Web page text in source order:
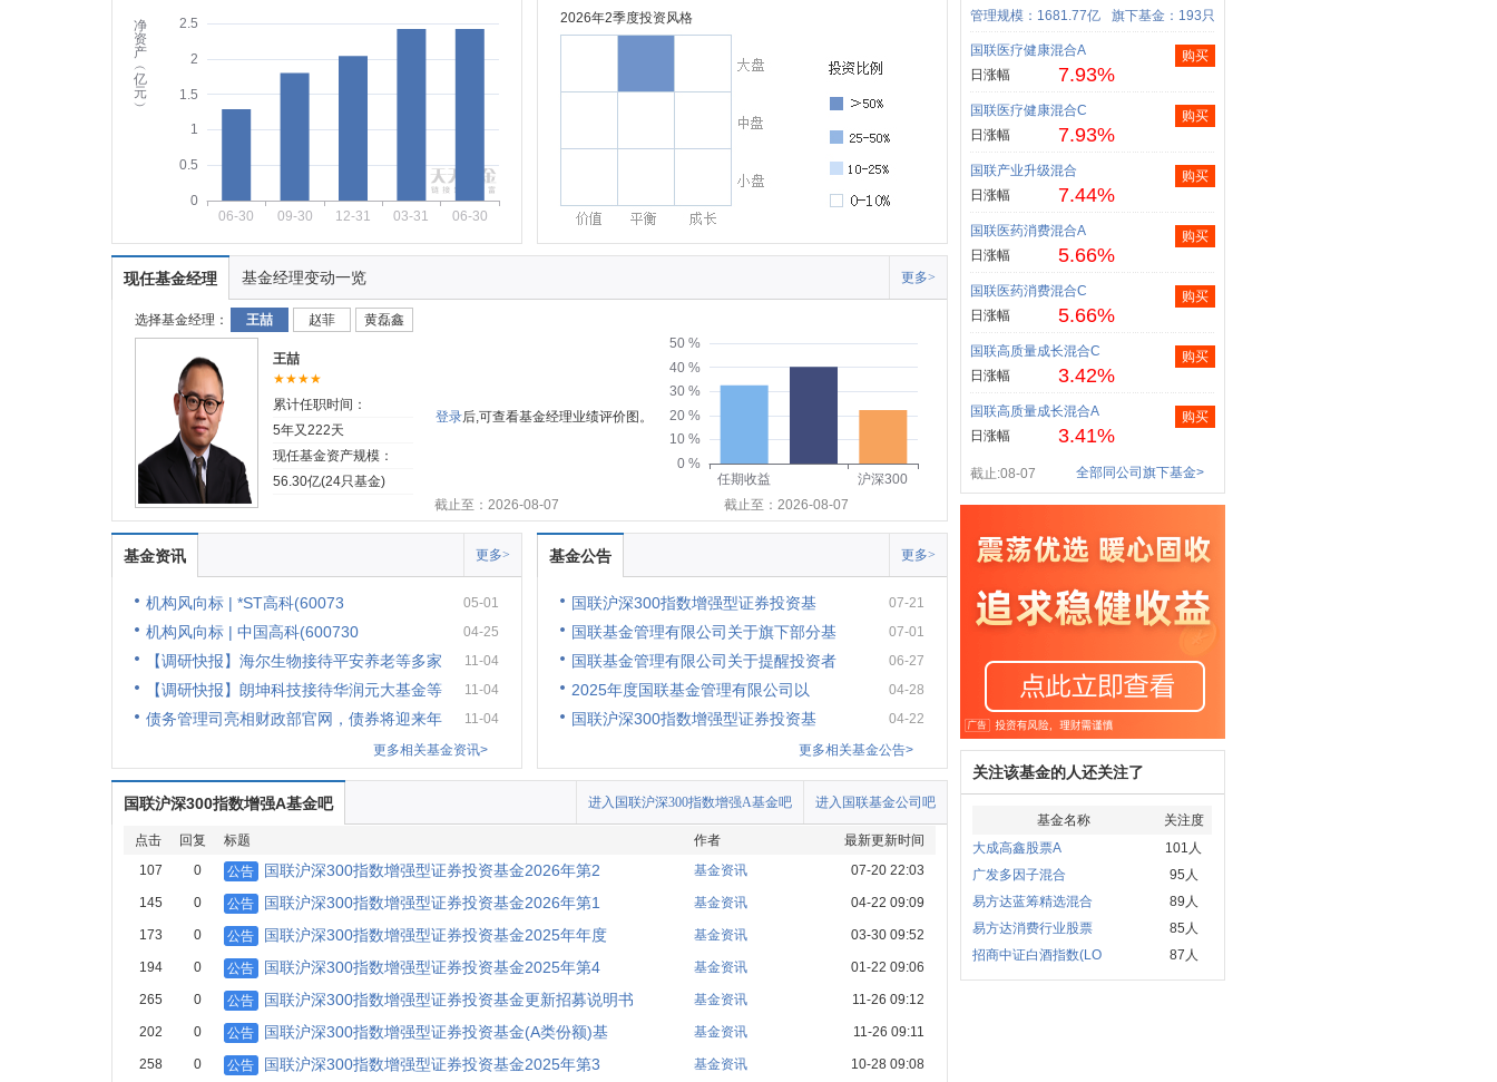
净
资
产
︵
亿
元
︶
0
0.5
1
1.5
2
2.5
06-30 09-30 12-31 03-31 06-30
2026年2季度投资风格
现任基金经理 基金经理变动一览 更多>
选择基金经理： 王喆 赵菲 黄磊鑫
王喆
★★★★
累计任职时间：
5年又222天
现任基金资产规模：
56.30亿(24只基金)
登录后,可查看基金经理业绩评价图。
0 %
10 %
20 %
30 %
40 %
50 %
任期收益
沪深300
截止至：2026-08-07
截止至：2026-08-07
基金资讯 更多>
机构风向标 | *ST高科(60073 05-01
机构风向标 | 中国高科(600730 04-25
【调研快报】海尔生物接待平安养老等多家 11-04
【调研快报】朗坤科技接待华润元大基金等 11-04
债务管理司亮相财政部官网，债券将迎来年
11-04
更多相关基金资讯>
基金公告 更多>
国联沪深300指数增强型证券投资基 07-21
国联基金管理有限公司关于旗下部分基 07-01
国联基金管理有限公司关于提醒投资者 06-27
2025年度国联基金管理有限公司以 04-28
国联沪深300指数增强型证券投资基
04-22
更多相关基金公告>
国联沪深300指数增强A基金吧 进入国联基金公司吧
进入国联沪深300指数增强A基金吧
点击 回复 标题 作者
最新更新时间
107
0 公告 国联沪深300指数增强型证券投资基金2026年第2 基金资讯 07-20 22:03
145 0 公告 国联沪深300指数增强型证券投资基金2026年第1 基金资讯 04-22 09:09
173 0 公告 国联沪深300指数增强型证券投资基金2025年年度 基金资讯 03-30 09:52
194 0 公告 国联沪深300指数增强型证券投资基金2025年第4 基金资讯 01-22 09:06
265 0 公告 国联沪深300指数增强型证券投资基金更新招募说明书 基金资讯 11-26 09:12
202 0 公告 国联沪深300指数增强型证券投资基金(A类份额)基 基金资讯 11-26 09:11
258 0 公告 国联沪深300指数增强型证券投资基金2025年第3 基金资讯 10-28 09:08
管理规模：1681.77亿 旗下基金：193只
国联医疗健康混合A
日涨幅
7.93%
购买
国联医疗健康混合C
日涨幅
7.93%
购买
国联产业升级混合
日涨幅
7.44%
购买
国联医药消费混合A
日涨幅
5.66%
购买
国联医药消费混合C
日涨幅
5.66%
购买
国联高质量成长混合C
日涨幅
3.42%
购买
国联高质量成长混合A
日涨幅
3.41%
购买
截止:08-07 全部同公司旗下基金>
关注该基金的人还关注了
基金名称
关注度
大成高鑫股票A
101人
广发多因子混合
95人
易方达蓝筹精选混合
89人
易方达消费行业股票
85人
招商中证白酒指数(LO
87人